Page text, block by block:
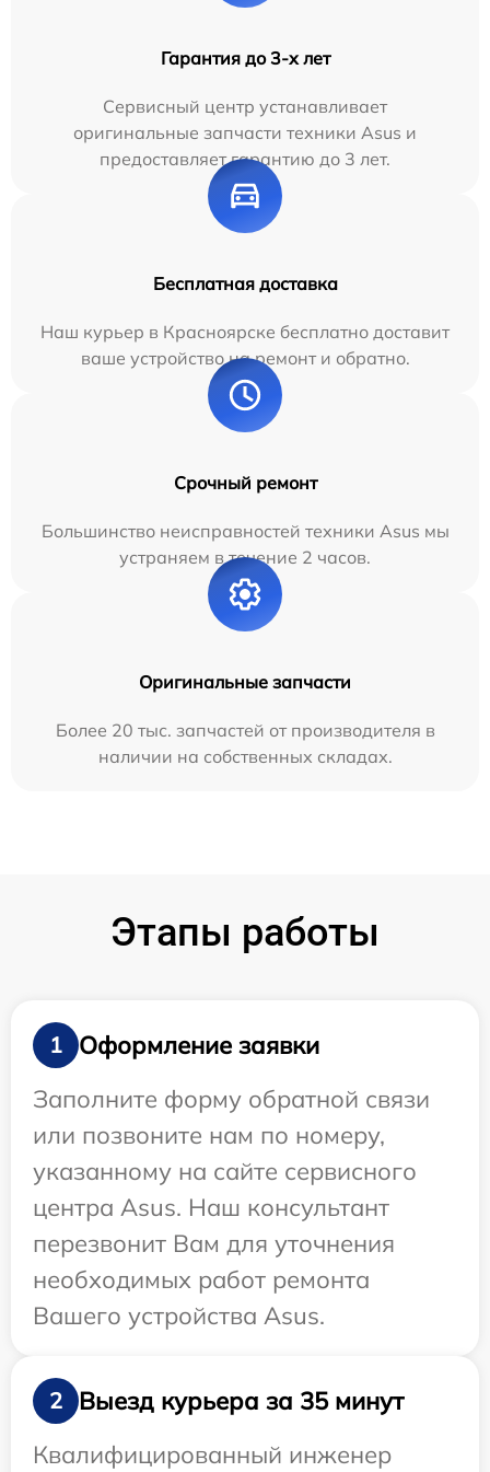
Гарантия до 3-х лет
Сервисный центр устанавливает
оригинальные запчасти техники Asus и
предоставляет гарантию до 3 лет.
Бесплатная доставка
Наш курьер в Красноярске бесплатно доставит
ваше устройство на ремонт и обратно.
Срочный ремонт
Большинство неисправностей техники Asus мы
устраняем в течение 2 часов.
Оригинальные запчасти
Более 20 тыс. запчастей от производителя в
наличии на собственных складах.
Этапы работы
1
Оформление заявки
Заполните форму обратной связи
или позвоните нам по номеру,
указанному на сайте сервисного
центра Asus. Наш консультант
перезвонит Вам для уточнения
необходимых работ ремонта
Вашего устройства Asus.
2
Выезд курьера за 35 минут
Квалифицированный инженер